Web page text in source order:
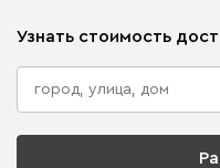
Узнать стоимость